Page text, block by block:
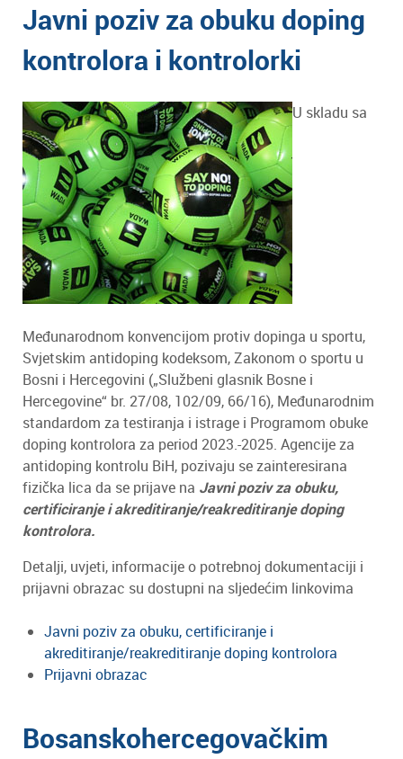
Javni poziv za obuku doping
kontrolora i kontrolorki
U skladu sa
Međunarodnom konvencijom protiv dopinga u sportu,
Svjetskim antidoping kodeksom, Zakonom o sportu u
Bosni i Hercegovini („Službeni glasnik Bosne i
Hercegovine“ br. 27/08, 102/09, 66/16), Međunarodnim
standardom za testiranja i istrage i Programom obuke
doping kontrolora za period 2023.-2025. Agencije za
antidoping kontrolu BiH, pozivaju se zainteresirana
fizička lica da se prijave na Javni poziv za obuku,
certificiranje i akreditiranje/reakreditiranje doping
kontrolora.
Detalji, uvjeti, informacije o potrebnoj dokumentaciji i
prijavni obrazac su dostupni na sljedećim linkovima
Javni poziv za obuku, certificiranje i
akreditiranje/reakreditiranje doping kontrolora
Prijavni obrazac
Bosanskohercegovačkim